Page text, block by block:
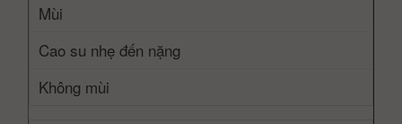
Mùi
Cao su nhẹ đến nặng
Không mùi